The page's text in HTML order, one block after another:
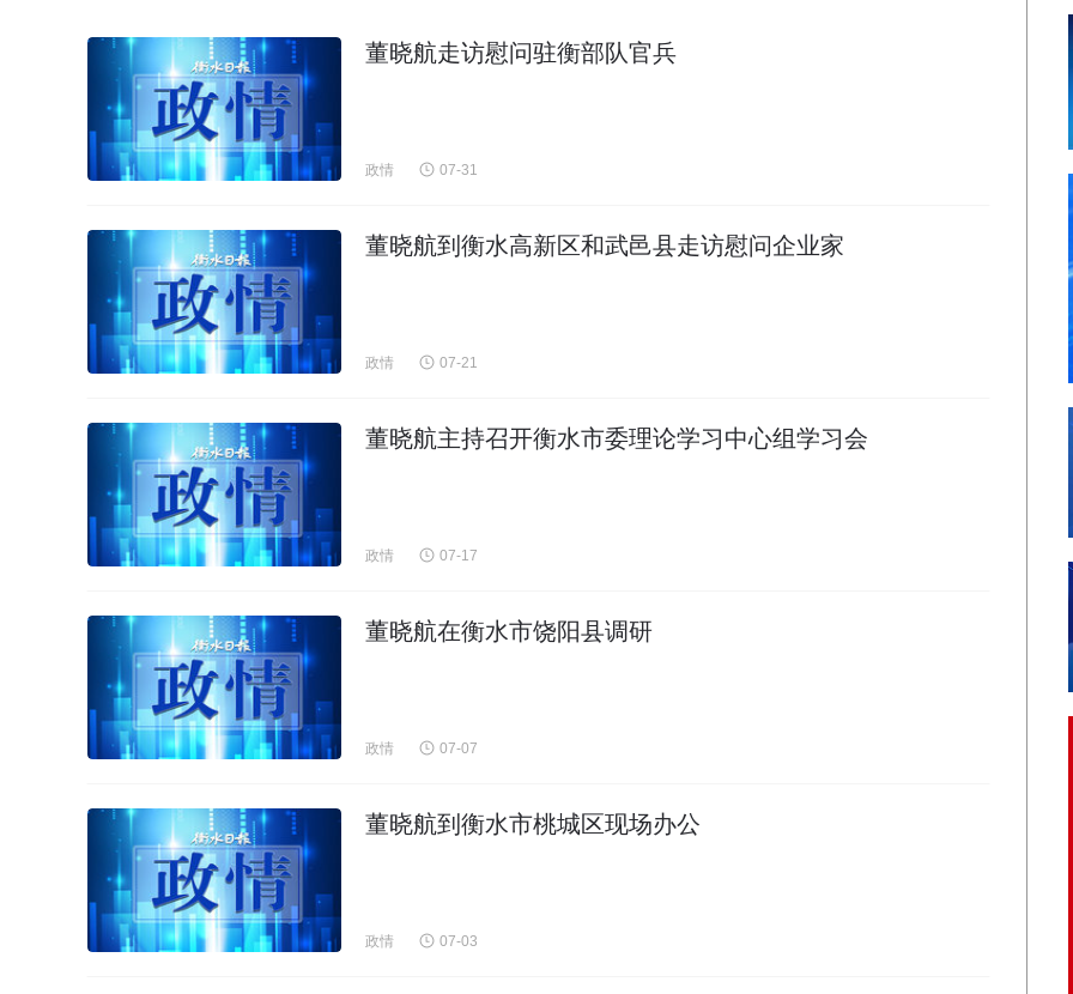
董晓航走访慰问驻衡部队官兵
政情 07-31
董晓航到衡水高新区和武邑县走访慰问企业家
政情 07-21
董晓航主持召开衡水市委理论学习中心组学习会
政情 07-17
董晓航在衡水市饶阳县调研
政情 07-07
董晓航到衡水市桃城区现场办公
政情 07-03